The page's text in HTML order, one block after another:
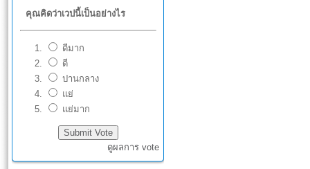
คุณคิดว่าเวปนี้เป็นอย่างไร
ดีมาก
ดี
ปานกลาง
แย่
แย่มาก
ดูผลการ vote